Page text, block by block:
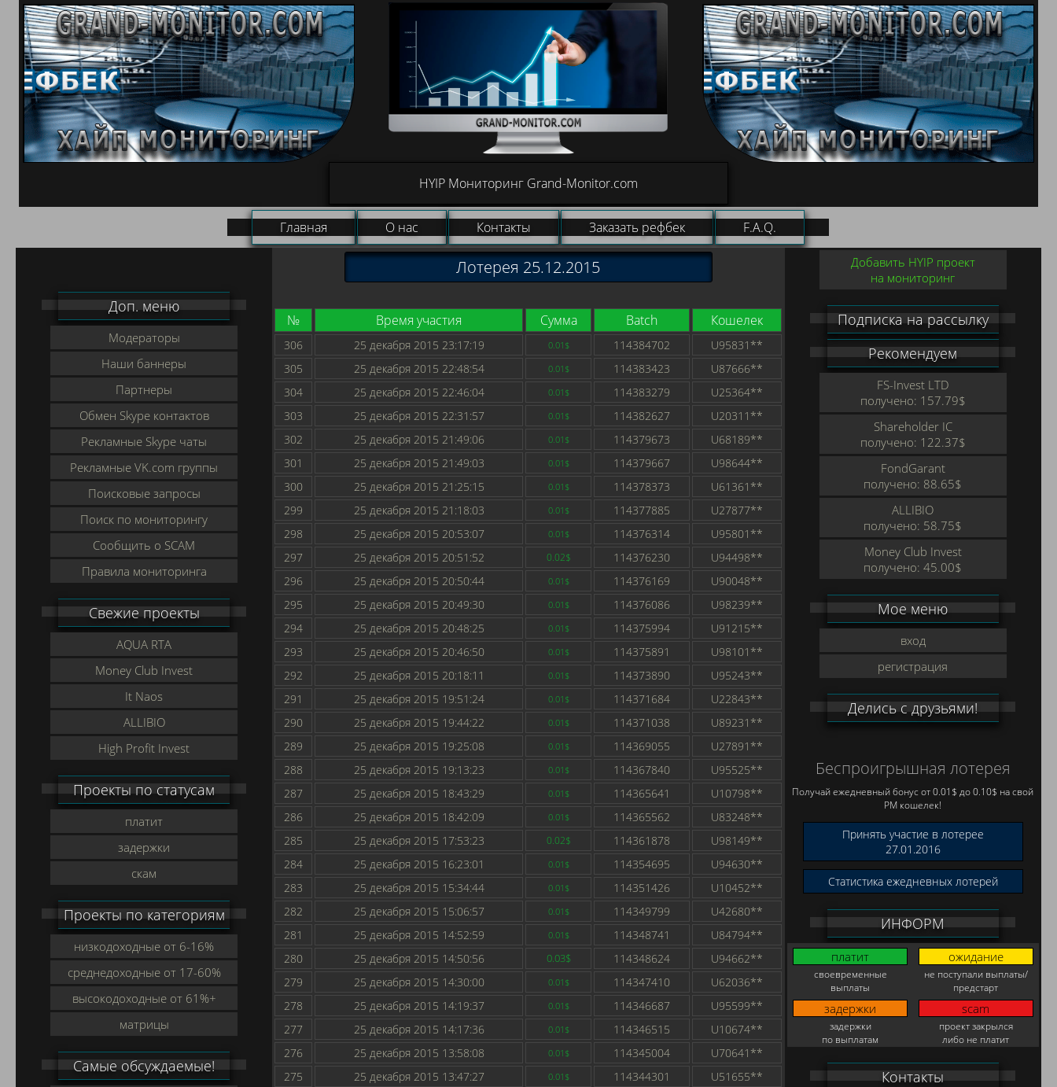
HYIP Мониторинг Grand-Monitor.com
Главная О нас Контакты Заказать рефбек F.A.Q.
Доп. меню
Модераторы
Наши баннеры
Партнеры
Обмен Skype контактов
Рекламные Skype чаты
Рекламные VK.com группы
Поисковые запросы
Поиск по мониторингу
Сообщить о SCAM
Правила мониторинга
Свежие проекты
AQUA RTA
Money Club Invest
It Naos
ALLIBIO
High Profit Invest
Проекты по статусам
платит
задержки
скам
Проекты по категориям
низкодоходные от 6-16%
среднедоходные от 17-60%
высокодоходные от 61%+
матрицы
Самые обсуждаемые!
Лотерея 25.12.2015
№ Время участия Сумма Batch Кошелек
306 25 декабря 2015 23:17:19 0.01$ 114384702
U95831**
305
25 декабря 2015 22:48:54 0.01$ 114383423
U87666**
304
25 декабря 2015 22:46:04 0.01$ 114383279
U25364**
303
25 декабря 2015 22:31:57 0.01$ 114382627
U20311**
302
25 декабря 2015 21:49:06 0.01$ 114379673
U68189**
301
25 декабря 2015 21:49:03 0.01$ 114379667
U98644**
300
25 декабря 2015 21:25:15 0.01$ 114378373
U61361**
299
25 декабря 2015 21:18:03 0.01$ 114377885
U27877**
298
25 декабря 2015 20:53:07 0.01$ 114376314
U95801**
297
25 декабря 2015 20:51:52 0.02$ 114376230
U94498**
296
25 декабря 2015 20:50:44 0.01$ 114376169
U90048**
295
25 декабря 2015 20:49:30 0.01$ 114376086
U98239**
294
25 декабря 2015 20:48:25 0.01$ 114375994
U91215**
293
25 декабря 2015 20:46:50 0.01$ 114375891
U98101**
292
25 декабря 2015 20:18:11 0.01$ 114373890
U95243**
291
25 декабря 2015 19:51:24 0.01$ 114371684
U22843**
290
25 декабря 2015 19:44:22 0.01$ 114371038
U89231**
289
25 декабря 2015 19:25:08 0.01$ 114369055
U27891**
288
25 декабря 2015 19:13:23 0.01$ 114367840
U95525**
287
25 декабря 2015 18:43:29 0.01$ 114365641
U10798**
286
25 декабря 2015 18:42:09 0.01$ 114365562
U83248**
285
25 декабря 2015 17:53:23 0.02$ 114361878
U98149**
284
25 декабря 2015 16:23:01 0.01$ 114354695
U94630**
283
25 декабря 2015 15:34:44 0.01$ 114351426
U10452**
282
25 декабря 2015 15:06:57 0.01$ 114349799
U42680**
281
25 декабря 2015 14:52:59 0.01$ 114348741
U84794**
280
25 декабря 2015 14:50:56 0.03$ 114348624
U94662**
279
25 декабря 2015 14:30:00 0.01$ 114347410
U62036**
278
25 декабря 2015 14:19:37 0.01$ 114346687
U95599**
277
25 декабря 2015 14:17:36 0.01$ 114346515
U10674**
276
25 декабря 2015 13:58:08 0.01$ 114345004
U70641**
275
25 декабря 2015 13:47:27 0.01$ 114344301
U51655**
Добавить HYIP проект
на мониторинг
Подписка на рассылку
Рекомендуем
FS-Invest LTD
получено: 157.79$
Shareholder IC
получено: 122.37$
FondGarant
получено: 88.65$
ALLIBIO
получено: 58.75$
Money Club Invest
получено: 45.00$
Мое меню
вход
регистрация
Делись с друзьями!
Беспроигрышная лотерея
Получай ежедневный бонус от 0.01$ до 0.10$ на свой
PM кошелек!
Принять участие в лотерее
27.01.2016
Статистика ежедневных лотерей
ИНФОРМ
платит
своевременные
выплаты
ожидание
не поступали выплаты/
предстарт
задержки
задержки
по выплатам
scam
проект закрылся
либо не платит
Контакты